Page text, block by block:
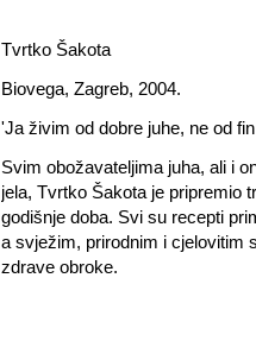
Tvrtko Šakota
Biovega, Zagreb, 2004.
'Ja živim od dobre juhe, ne od
Svim obožavateljima juha, ali i
jela, Tvrtko Šakota je pripremio
godišnje doba. Svi su recepti
a svježim, prirodnim i cjelovitim
zdrave obroke.